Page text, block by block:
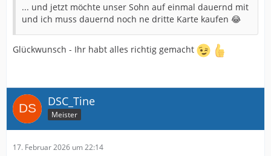
... und jetzt möchte unser Sohn auf einmal dauernd mit
und ich muss dauernd noch ne dritte Karte kaufen 😂
Glückwunsch - Ihr habt alles richtig gemacht
DSC_Tine
Meister
17. Februar 2026 um 22:14